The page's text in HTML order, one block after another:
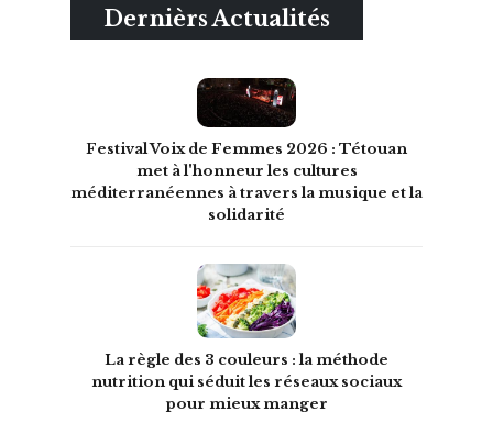
Dernièrs Actualités
Festival Voix de Femmes 2026 : Tétouan
met à l'honneur les cultures
méditerranéennes à travers la musique et la
solidarité
La règle des 3 couleurs : la méthode
nutrition qui séduit les réseaux sociaux
pour mieux manger